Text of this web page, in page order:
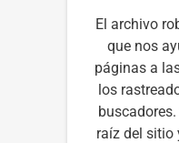
El archivo
que nos
páginas a
los
raíz del sitio